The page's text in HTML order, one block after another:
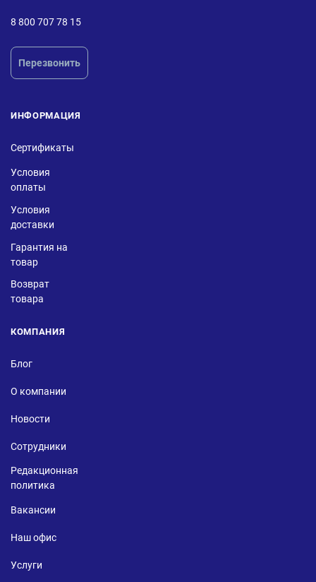
8 800 707 78 15
Перезвонить
ИНФОРМАЦИЯ
Сертификаты
Условия
оплаты
Условия
доставки
Гарантия на
товар
Возврат
товара
КОМПАНИЯ
Блог
О компании
Новости
Сотрудники
Редакционная
политика
Вакансии
Наш офис
Услуги